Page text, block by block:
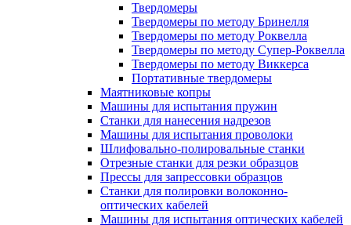
Твердомеры
Твердомеры по методу Бринелля
Твердомеры по методу Роквелла
Твердомеры по методу Супер-Роквелла
Твердомеры по методу Виккерса
Портативные твердомеры
Маятниковые копры
Машины для испытания пружин
Станки для нанесения надрезов
Машины для испытания проволоки
Шлифовально-полировальные станки
Отрезные станки для резки образцов
Прессы для запрессовки образцов
Станки для полировки волоконно-
оптических кабелей
Машины для испытания оптических кабелей